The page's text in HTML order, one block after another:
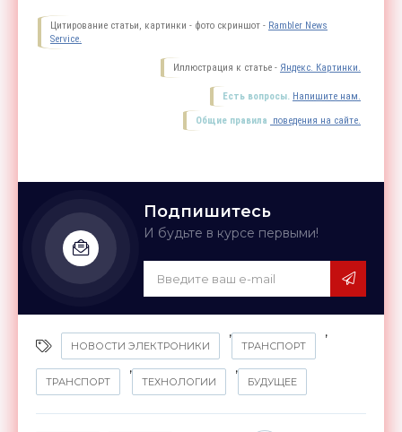
Цитирование статьи, картинки - фото скриншот - Rambler News
Service.
Иллюстрация к статье - Яндекс. Картинки.
Есть вопросы. Напишите нам.
Общие правила поведения на сайте.
Подпишитесь
И будьте в курсе первыми!
НОВОСТИ ЭЛЕКТРОНИКИ
,
ТРАНСПОРТ
,
ТРАНСПОРТ
,
ТЕХНОЛОГИИ
,
БУДУЩЕЕ